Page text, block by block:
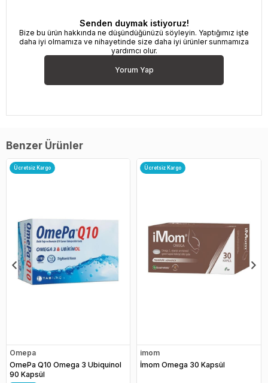
Senden duymak istiyoruz!
Bize bu ürün hakkında ne düşündüğünüzü söyleyin. Yaptığımız işte
daha iyi olmamıza ve nihayetinde size daha iyi ürünler sunmamıza
yardımcı olur.
Yorum Yap
Benzer Ürünler
Omepa
OmePa Q10 Omega 3 Ubiquinol
90 Kapsül
Ücretsiz Kargo
imom
İmom Omega 30 Kapsül
Ücretsiz Kargo